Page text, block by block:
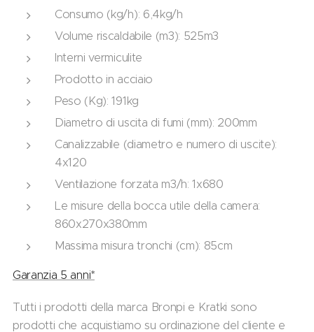
Consumo (kg/h): 6,4kg/h
Volume riscaldabile (m3): 525m3
Interni vermiculite
Prodotto in acciaio
Peso (Kg): 191kg
Diametro di uscita di fumi (mm): 200mm
Canalizzabile (diametro e numero di uscite):
4x120
Ventilazione forzata m3/h: 1x680
Le misure della bocca utile della camera:
860x270x380mm
Massima misura tronchi (cm): 85cm
Garanzia 5 anni*
Tutti i prodotti della marca Bronpi e Kratki sono
prodotti che acquistiamo su ordinazione del cliente e